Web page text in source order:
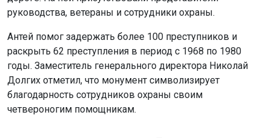
руководства, ветераны и сотрудники охраны.
Антей помог задержать более 100 преступников и
раскрыть 62 преступления в период с 1968 по 1980
годы. Заместитель генерального директора Николай
Долгих отметил, что монумент символизирует
благодарность сотрудников охраны своим
четвероногим помощникам.